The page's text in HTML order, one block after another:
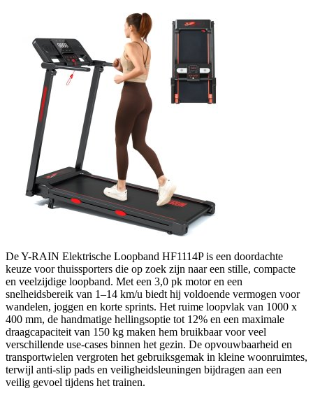
De Y-RAIN Elektrische Loopband HF1114P is een doordachte
keuze voor thuissporters die op zoek zijn naar een stille, compacte
en veelzijdige loopband. Met een 3,0 pk motor en een
snelheidsbereik van 1–14 km/u biedt hij voldoende vermogen voor
wandelen, joggen en korte sprints. Het ruime loopvlak van 1000 x
400 mm, de handmatige hellingsoptie tot 12% en een maximale
draagcapaciteit van 150 kg maken hem bruikbaar voor veel
verschillende use-cases binnen het gezin. De opvouwbaarheid en
transportwielen vergroten het gebruiksgemak in kleine woonruimtes,
terwijl anti-slip pads en veiligheidsleuningen bijdragen aan een
veilig gevoel tijdens het trainen.